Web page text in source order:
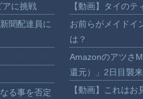
アに挑戦
聞配達員に
る事を否定
【動画】タイの
お前らがメイドイ
は？
Amazonのアツさ
還元）」2日目襲来
【動画】これは